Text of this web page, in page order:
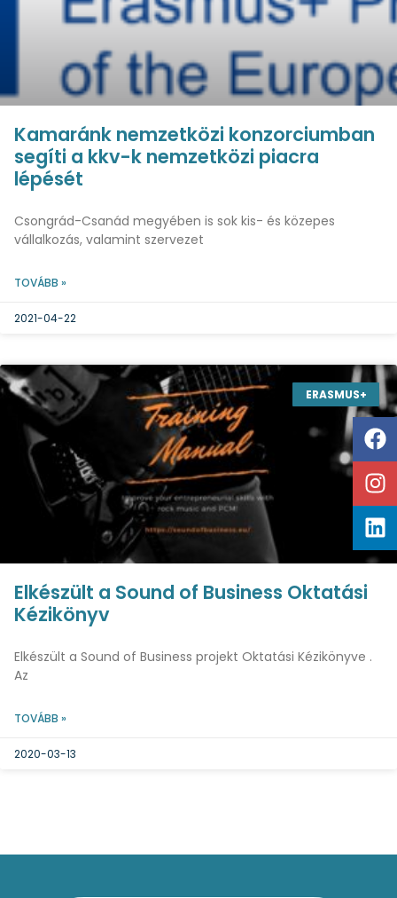
Kamaránk nemzetközi konzorciumban
segíti a kkv-k nemzetközi piacra
lépését
Csongrád-Csanád megyében is sok kis- és közepes
vállalkozás, valamint szervezet
TOVÁBB »
2021-04-22
ERASMUS+
Elkészült a Sound of Business Oktatási
Kézikönyv
Elkészült a Sound of Business projekt Oktatási Kézikönyve .
Az
TOVÁBB »
2020-03-13